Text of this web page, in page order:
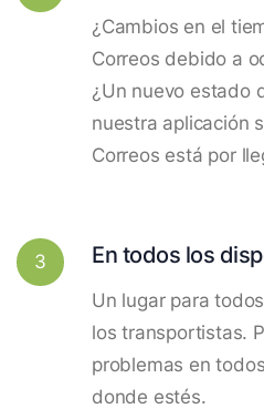
¿Cambios en el
Correos debido a
¿Un nuevo estado
nuestra aplicación
Correos está por
3 En todos los
Un lugar para
los transportistas.
problemas en
donde estés.